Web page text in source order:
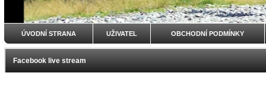
ÚVODNÍ STRANA UŽIVATEL OBCHODNÍ PODMÍNKY
Facebook live stream